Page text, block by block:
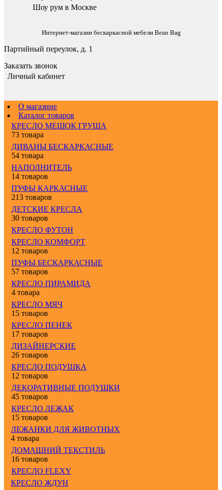
Шоу рум в Москве
Интернет-магазин бескаркасной мебели Bean Bag
Партийный переулок, д. 1
Заказать звонок
Личный кабинет
О магазине
Каталог товаров
КРЕСЛО МЕШОК ГРУША
73 товара
ДИВАНЫ БЕСКАРКАСНЫЕ
54 товара
НАПОЛНИТЕЛЬ
14 товаров
ПУФЫ КАРКАСНЫЕ
213 товаров
ДЕТСКИЕ КРЕСЛА
30 товаров
КРЕСЛО ФУТОН
КРЕСЛО КОМФОРТ
12 товаров
ПУФЫ БЕСКАРКАСНЫЕ
57 товаров
КРЕСЛО ПИРАМИДА
4 товара
КРЕСЛО МЯЧ
15 товаров
КРЕСЛО ПЕНЕК
17 товаров
ДИЗАЙНЕРСКИЕ
26 товаров
КРЕСЛО ПОДУШКА
12 товаров
ДЕКОРАТИВНЫЕ ПОДУШКИ
45 товаров
КРЕСЛО ЛЕЖАК
15 товаров
ЛЕЖАНКИ ДЛЯ ЖИВОТНЫХ
4 товара
ДОМАШНИЙ ТЕКСТИЛЬ
16 товаров
КРЕСЛО FLEXY
КРЕСЛО ЖДУН